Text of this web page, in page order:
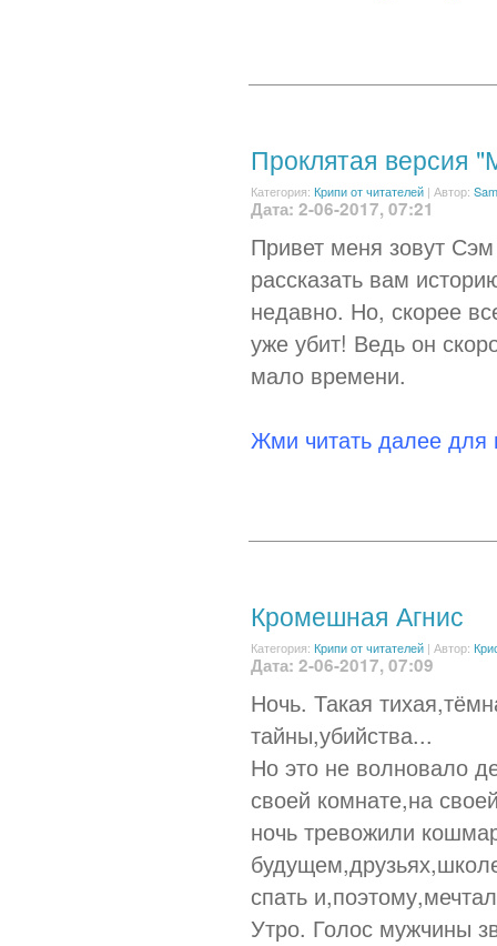
Проклятая версия
Категория: Крипи от читателей | Автор: Sam
Дата: 2-06-2017, 07:21
Привет меня зовут
рассказать вам
недавно. Но, скорее
уже убит! Ведь он
мало времени.
Жми читать далее для
Кромешная Агнис
Категория: Крипи от читателей | Автор:
Дата: 2-06-2017, 07:09
Ночь. Такая
тайны,убийства...
Но это не волновало
своей комнате,на
ночь тревожили
спать
Утро. Голос мужчины